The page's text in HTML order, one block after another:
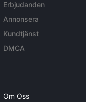
Erbjudanden
Annonsera
Kundtjänst
DMCA
Om Oss